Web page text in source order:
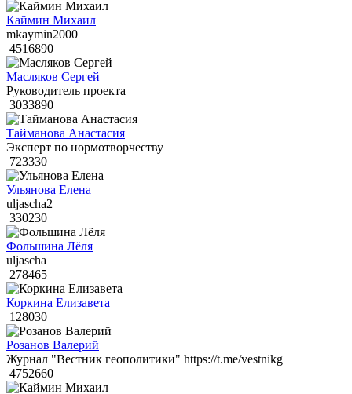
Каймин Михаил
mkaymin2000
4516890
Масляков Сергей
Руководитель проекта
3033890
Тайманова Анастасия
Эксперт по нормотворчеству
723330
Ульянова Елена
uljascha2
330230
Фольшина Лёля
uljascha
278465
Коркина Елизавета
128030
Розанов Валерий
Журнал "Вестник геополитики" https://t.me/vestnikg
4752660